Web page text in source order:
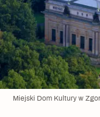
Zabytek
Popularne
Miejski Dom Kultury w